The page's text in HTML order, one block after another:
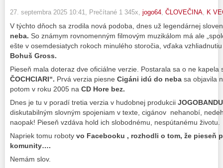
27. septembra 2025 10:41 , Prečítané 1 345x, jogo64 ČLOVEČINA K
V týchto dňoch sa zrodila nová podoba, dnes už legendárnej
neba. So známym rovnomenným filmovým muzikálom má ale
ešte v osemdesiatych rokoch minulého storočia, vďaka
Bohuš Gross.
Pieseň mala doteraz dve oficiálne verzie. Postarala sa o ne kapela
ČOCHCIARI“. Prvá verzia piesne Cigáni idú do neba sa objavila
potom v roku 2005 na CD Hore bez.
Dnes je tu v poradí tretia verzia v hudobnej produkcii
diskutabilným slovným spojeniam v texte, cigánov nehanobí,
naopak! Pieseň vzdáva hold ich slobodnému, nespútanému životu.
Napriek tomu roboty vo Facebooku , rozhodli o tom, že pieseň
komunity….
Nemám slov.